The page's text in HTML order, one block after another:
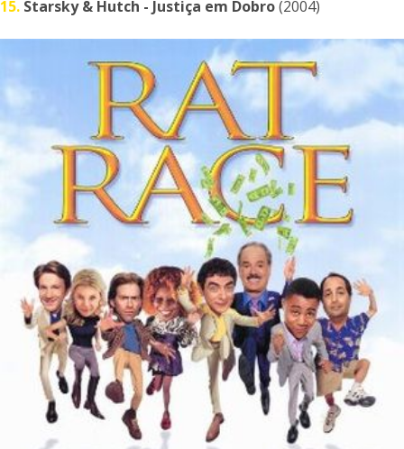
15. Starsky & Hutch - Justiça em Dobro(2004)